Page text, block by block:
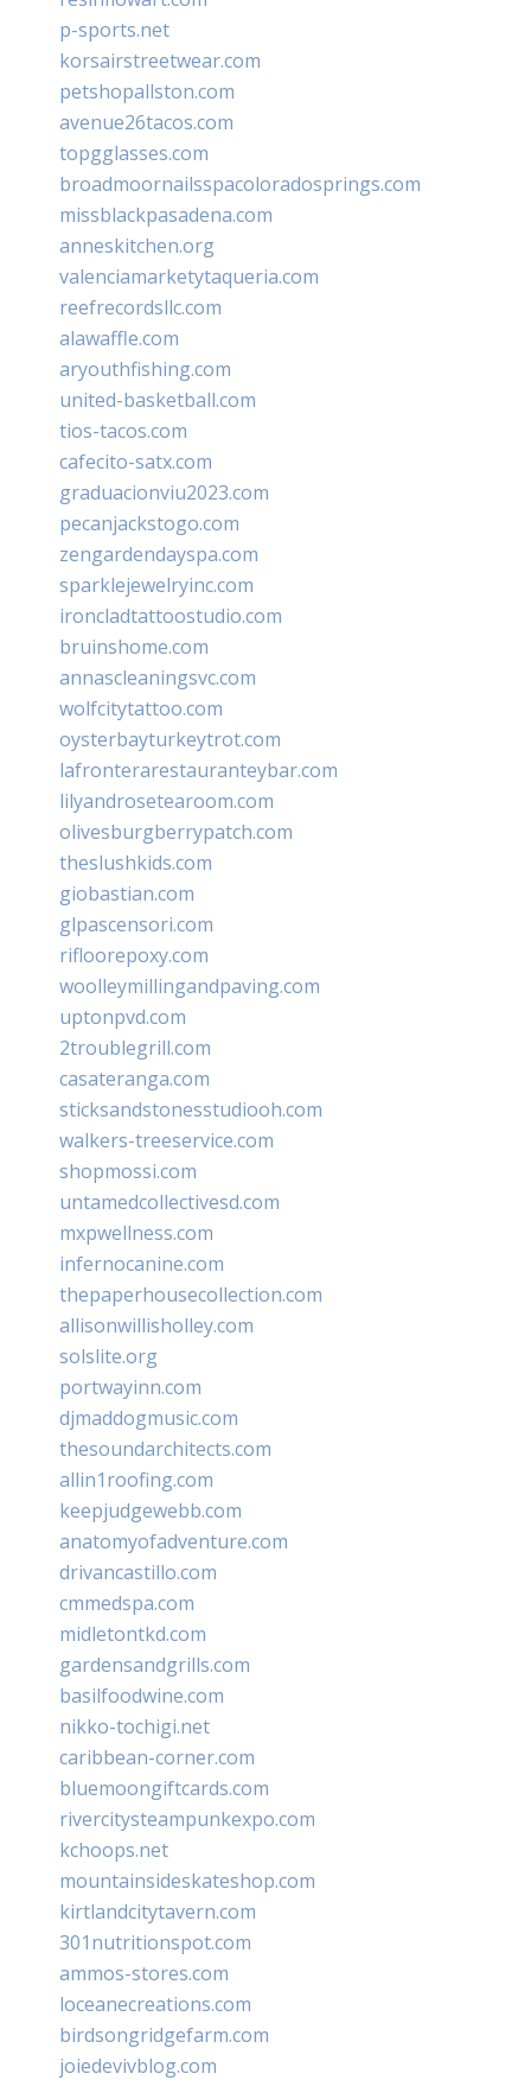
p-sports.net
korsairstreetwear.com
petshopallston.com
avenue26tacos.com
topgglasses.com
broadmoornailsspacoloradosprings.com
missblackpasadena.com
anneskitchen.org
valenciamarketytaqueria.com
reefrecordsllc.com
alawaffle.com
aryouthfishing.com
united-basketball.com
tios-tacos.com
cafecito-satx.com
graduacionviu2023.com
pecanjackstogo.com
zengardendayspa.com
sparklejewelryinc.com
ironcladtattoostudio.com
bruinshome.com
annascleaningsvc.com
wolfcitytattoo.com
oysterbayturkeytrot.com
lafronterarestauranteybar.com
lilyandrosetearoom.com
olivesburgberrypatch.com
theslushkids.com
giobastian.com
glpascensori.com
rifloorepoxy.com
woolleymillingandpaving.com
uptonpvd.com
2troublegrill.com
casateranga.com
sticksandstonesstudiooh.com
walkers-treeservice.com
shopmossi.com
untamedcollectivesd.com
mxpwellness.com
infernocanine.com
thepaperhousecollection.com
allisonwillisholley.com
solslite.org
portwayinn.com
djmaddogmusic.com
thesoundarchitects.com
allin1roofing.com
keepjudgewebb.com
anatomyofadventure.com
drivancastillo.com
cmmedspa.com
midletontkd.com
gardensandgrills.com
basilfoodwine.com
nikko-tochigi.net
caribbean-corner.com
bluemoongiftcards.com
rivercitysteampunkexpo.com
kchoops.net
mountainsideskateshop.com
kirtlandcitytavern.com
301nutritionspot.com
ammos-stores.com
loceanecreations.com
birdsongridgefarm.com
joiedevivblog.com